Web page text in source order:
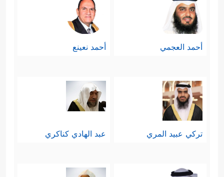
أحمد العجمي أحمد نعينع
تركي عبيد المري عبد الهادي كناكري